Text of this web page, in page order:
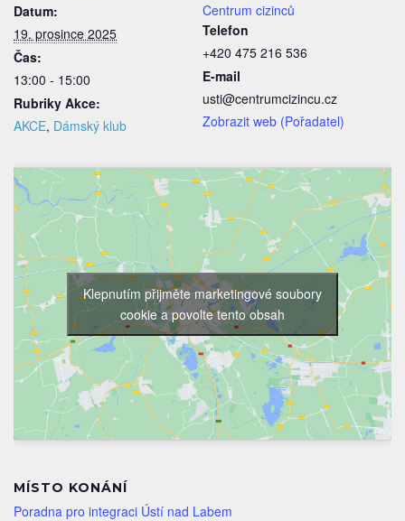
Datum:
19. prosince 2025
Čas:
13:00 - 15:00
Rubriky Akce:
AKCE, Dámský klub
Centrum cizinců
Telefon
+420 475 216 536
E-mail
usti@centrumcizincu.cz
Zobrazit web (Pořadatel)
MÍSTO KONÁNÍ
Poradna pro integraci Ústí nad Labem
Klepnutím přijměte marketingové soubory
cookie a povolte tento obsah